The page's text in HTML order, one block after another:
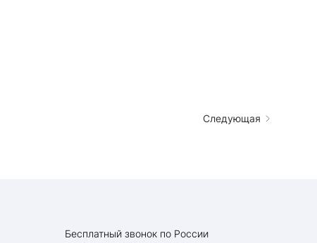
Следующая
Бесплатный звонок по России